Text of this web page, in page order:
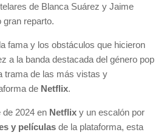
de Blanca Suárez y Jaime
gran reparto.
fama y los obstáculos que hicieron
a la banda destacada del género pop
trama de las más vistas y
de Netflix.
de 2024 en Netflix y un escalón por
y películas de la plataforma, esta